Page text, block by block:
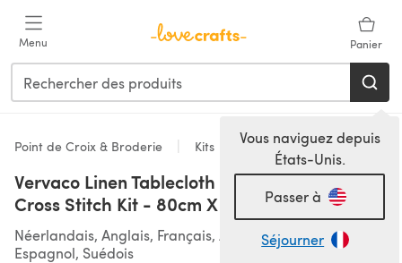
Menu Panier
Vous naviguez depuis
États-Unis.
Passer à
Séjourner
Point de Croix & Broderie Kits
Vervaco Linen Tablecloth Garden Equipment
Cross Stitch Kit - 80cm X 80cm/32in X 32in
Néerlandais, Anglais, Français, Allemand, Italien, Russe,
Espagnol, Suédois